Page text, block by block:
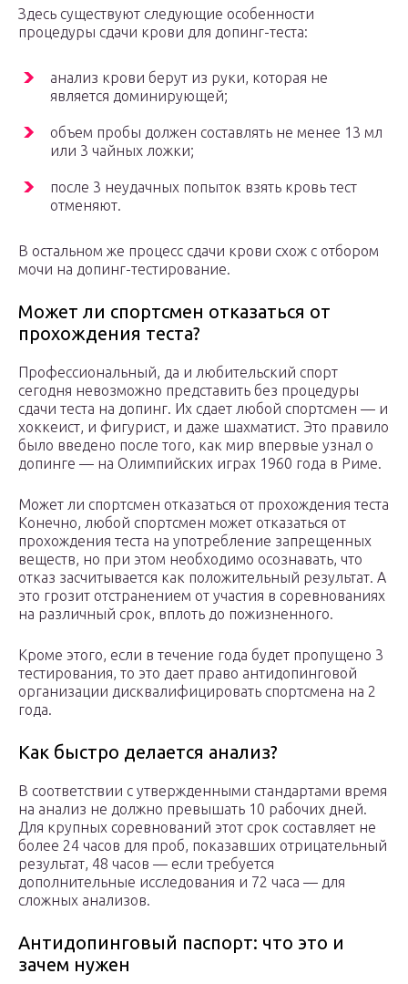
Здесь существуют следующие особенности
процедуры сдачи крови для допинг-теста:
анализ крови берут из руки, которая не
является доминирующей;
объем пробы должен составлять не менее 13 мл
или 3 чайных ложки;
после 3 неудачных попыток взять кровь тест
отменяют.
В остальном же процесс сдачи крови схож с отбором
мочи на допинг-тестирование.
Может ли спортсмен отказаться от
прохождения теста?
Профессиональный, да и любительский спорт
сегодня невозможно представить без процедуры
сдачи теста на допинг. Их сдает любой спортсмен — и
хоккеист, и фигурист, и даже шахматист. Это правило
было введено после того, как мир впервые узнал о
допинге — на Олимпийских играх 1960 года в Риме.
Может ли спортсмен отказаться от прохождения теста
Конечно, любой спортсмен может отказаться от
прохождения теста на употребление запрещенных
веществ, но при этом необходимо осознавать, что
отказ засчитывается как положительный результат. А
это грозит отстранением от участия в соревнованиях
на различный срок, вплоть до пожизненного.
Кроме этого, если в течение года будет пропущено 3
тестирования, то это дает право антидопинговой
организации дисквалифицировать спортсмена на 2
года.
Как быстро делается анализ?
В соответствии с утвержденными стандартами время
на анализ не должно превышать 10 рабочих дней.
Для крупных соревнований этот срок составляет не
более 24 часов для проб, показавших отрицательный
результат, 48 часов — если требуется
дополнительные исследования и 72 часа — для
сложных анализов.
Антидопинговый паспорт: что это и
зачем нужен